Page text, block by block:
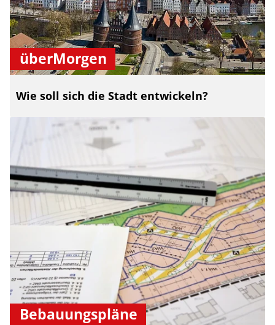
überMorgen
Wie soll sich die Stadt entwickeln?
Bebauungspläne